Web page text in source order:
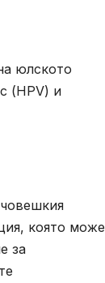
юлското
(HPV) и
която може
за